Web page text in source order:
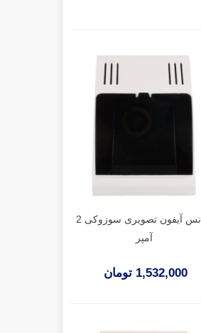
ترانس آیفون تصویری سوزوکی 2
آمپر
1,532,000 تومان